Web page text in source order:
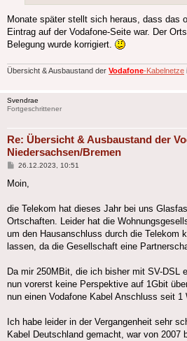
Monate später stellt sich heraus, dass das
Eintrag auf der Vodafone-Seite war. Der
Belegung wurde korrigiert.
Übersicht & Ausbaustand der Vodafone-Kabelnetze
Svendrae
Fortgeschrittener
Re: Übersicht & Ausbaustand der
Niedersachsen/Bremen
Beitrag
26.12.2023, 10:51
Moin,
die Telekom hat dieses Jahr bei uns
Ortschaften. Leider hat die
um den Hausanschluss durch die Telekom
lassen, da die Gesellschaft eine
Da mir 250MBit, die ich bisher mit SV-DSL
nun vorerst keine Perspektive auf 1Gbit
nun einen Vodafone Kabel Anschluss seit 1
Ich habe leider in der Vergangenheit sehr
Kabel Deutschland gemacht, war von 2007